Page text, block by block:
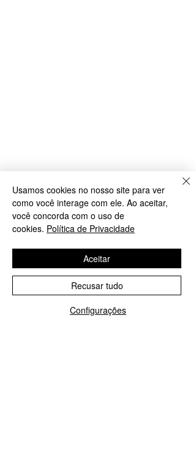
Usamos cookies no nosso site para ver
como você interage com ele. Ao aceitar,
você concorda com o uso de
cookies. Política de Privacidade
Configurações
Recusar tudo
Aceitar